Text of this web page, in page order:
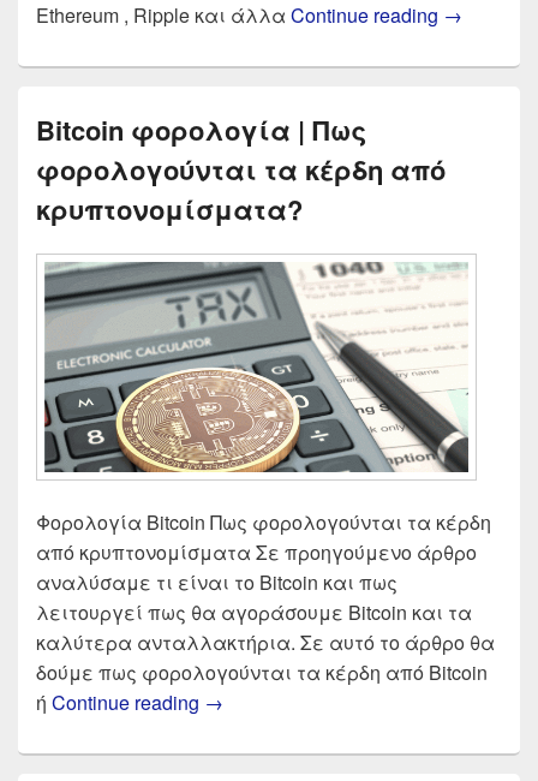
Ethereum , Ripple και άλλα Continue reading Τα
→
Bitcoin φορολογία | Πως
φορολογούνται τα κέρδη από
κρυπτονομίσματα?
Φορολογία Bitcoin Πως φορολογούνται τα κέρδη
από κρυπτονομίσματα Σε προηγούμενο άρθρο
αναλύσαμε τι είναι το Bitcoin και πως
λειτουργεί πως θα αγοράσουμε Bitcoin και τα
καλύτερα ανταλλακτήρια. Σε αυτό το άρθρο θα
δούμε πως φορολογούνται τα κέρδη από Bitcoin
ή Continue reading Bitcoin φορολογία | Πως
→